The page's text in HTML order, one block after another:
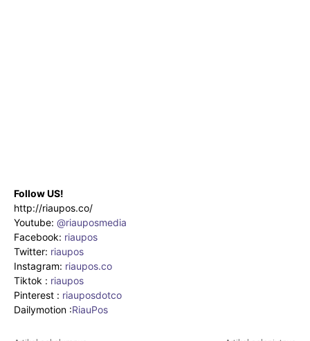
Follow US!
http://riaupos.co/
Youtube: @riauposmedia
Facebook: riaupos
Twitter: riaupos
Instagram: riaupos.co
Tiktok : riaupos
Pinterest : riauposdotco
Dailymotion :RiauPos